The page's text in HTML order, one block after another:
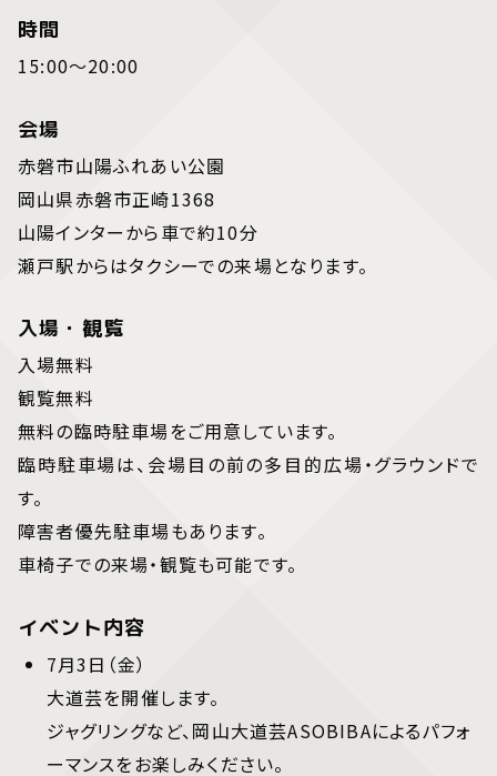
時間
15:00〜20:00
会場
赤磐市山陽ふれあい公園
岡山県赤磐市正崎1368
山陽インターから車で約10分
瀬戸駅からはタクシーでの来場となります。
入場・観覧
入場無料
観覧無料
無料の臨時駐車場をご用意しています。
臨時駐車場は、会場目の前の多目的広場・グラウンドで
す。
障害者優先駐車場もあります。
車椅子での来場・観覧も可能です。
イベント内容
7月3日（金）
大道芸を開催します。
ジャグリングなど、岡山大道芸ASOBIBAによるパフォ
ーマンスをお楽しみください。